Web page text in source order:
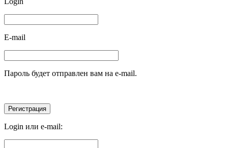
E-mail
Пароль будет отправлен вам на e-mail.
Login или e-mail: